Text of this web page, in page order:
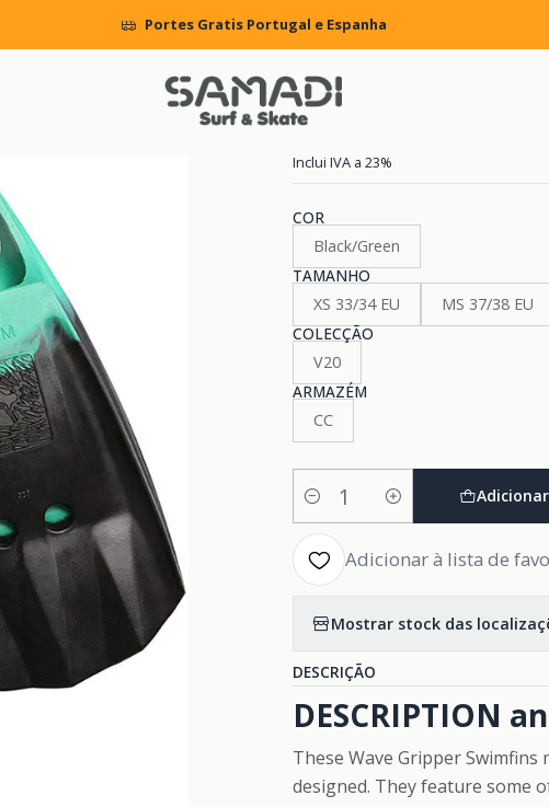
Portes Gratis Portugal e Espanha
BODYBOARD & SKIMBOARD HARDWARE Swimfins Barbatanas Wave
|
Barbatanas
Inclui IVA a 23%
COR
Black/Green
TAMANHO
XS 33/34 EU
MS 37/38 EU
COLECÇÃO
V20
ARMAZÉM
CC
Quantidade
Adicionar à lista de
Mostrar stock das
DESCRIÇÃO
DESCRIPTION
These Wave Gripper
designed. They feature some